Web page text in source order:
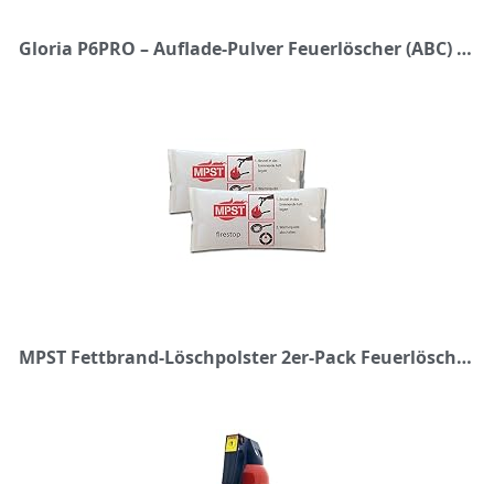
Gloria P6PRO – Auflade-Pulver Feuerlöscher (ABC) mit Wandhalter
MPST Fettbrand-Löschpolster 2er-Pack Feuerlöscher Brandklasse F Neuentwicklung für Fettbrände in Pfanne Topf Fritteuse im Haushalt - Brandschutz in der Küche